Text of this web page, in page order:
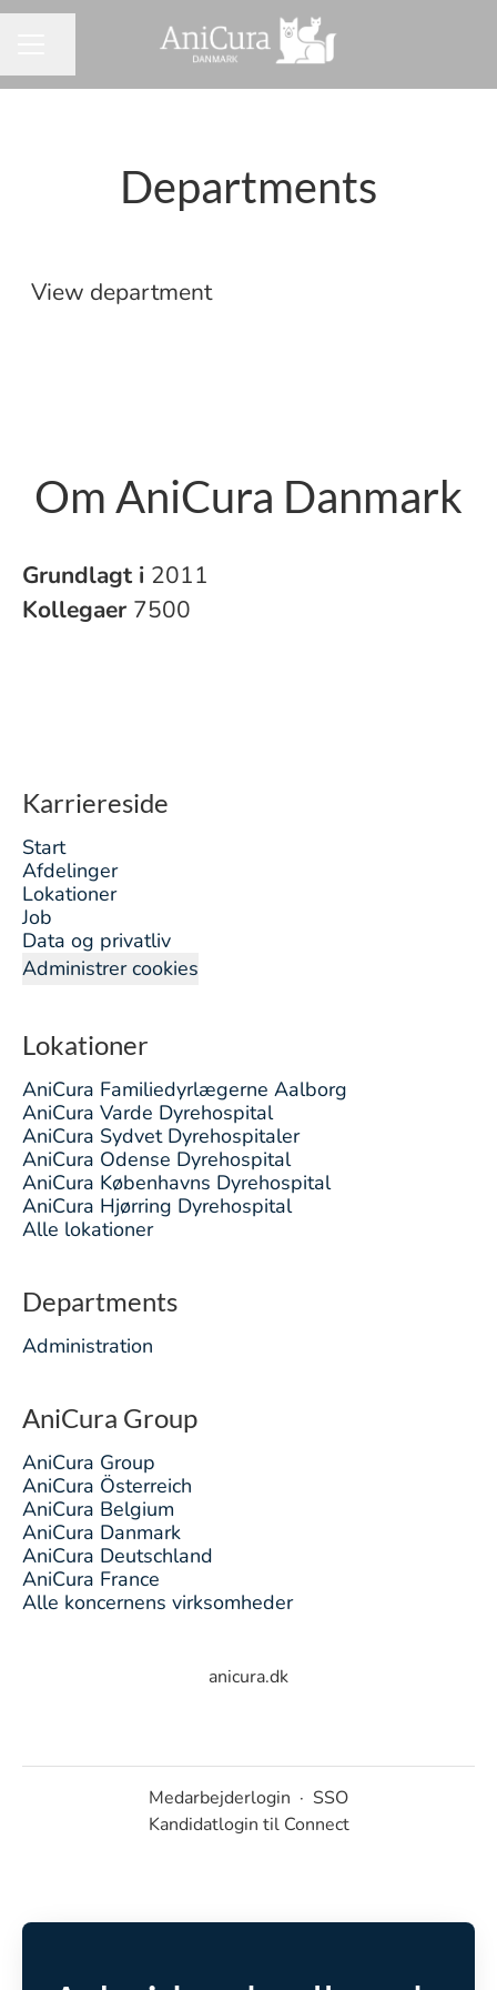
Departments
Administration
View department
Om AniCura Danmark
Grundlagt i 2011
Kollegaer 7500
Karriereside
Start
Afdelinger
Lokationer
Job
Data og privatliv
Administrer cookies
Lokationer
AniCura Familiedyrlægerne Aalborg
AniCura Varde Dyrehospital
AniCura Sydvet Dyrehospitaler
AniCura Odense Dyrehospital
AniCura Københavns Dyrehospital
AniCura Hjørring Dyrehospital
Alle lokationer
Departments
Administration
AniCura Group
AniCura Group
AniCura Österreich
AniCura Belgium
AniCura Danmark
AniCura Deutschland
AniCura France
Alle koncernens virksomheder
anicura.dk
Medarbejderlogin · SSO
Kandidatlogin til Connect